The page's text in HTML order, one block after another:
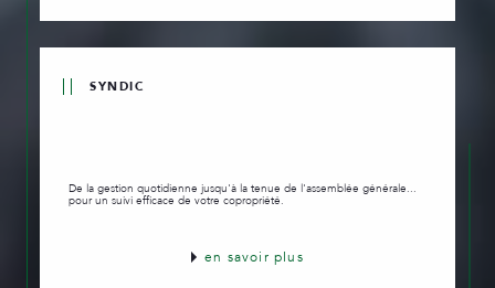
SYNDIC
De la gestion quotidienne jusqu'à la tenue de l'assemblée générale...
pour un suivi efficace de votre copropriété.
en savoir plus